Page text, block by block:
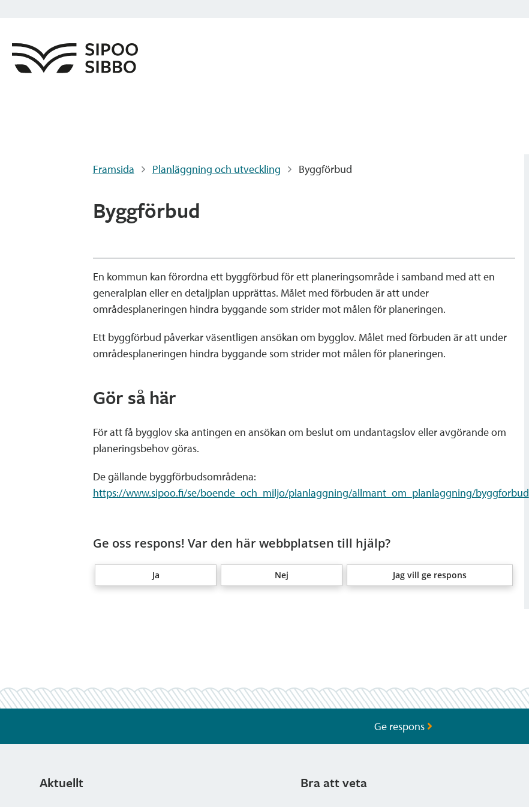
Framsida Planläggning och utveckling Byggförbud
Byggförbud
En kommun kan förordna ett byggförbud för ett planeringsområde i samband med att en
generalplan eller en detaljplan upprättas. Målet med förbuden är att under
områdesplaneringen hindra byggande som strider mot målen för planeringen.
Ett byggförbud påverkar väsentligen ansökan om bygglov. Målet med förbuden är att under
områdesplaneringen hindra byggande som strider mot målen för planeringen.
Gör så här
För att få bygglov ska antingen en ansökan om beslut om undantagslov eller avgörande om
planeringsbehov göras.
De gällande byggförbudsområdena:
https://www.sipoo.fi/se/boende_och_miljo/planlaggning/allmant_om_planlaggning/byggforbud
Ge oss respons! Var den här webbplatsen till hjälp?
Ja Nej Jag vill ge respons
Ge respons
Aktuellt Bra att veta